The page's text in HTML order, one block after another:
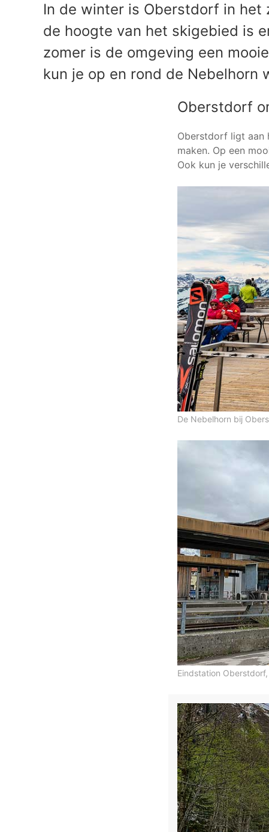
In de winter is Oberstdorf in
de hoogte van het skigebied is
zomer is de omgeving een
kun je op en rond de Nebelhorn
Oberstdorf
Oberstdorf ligt aan
maken. Op een
Ook kun je
De Nebelhorn bij
Eindstation